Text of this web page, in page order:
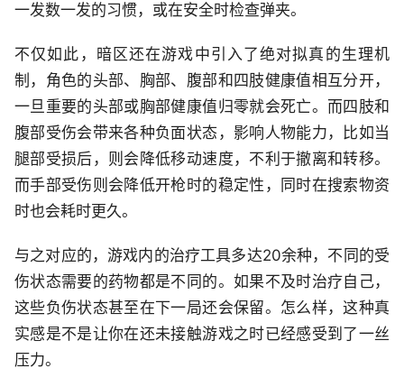
一发数一发的习惯，或在安全时检查弹夹。
不仅如此，暗区还在游戏中引入了绝对拟真的生理机
制，角色的头部、胸部、腹部和四肢健康值相互分开，
一旦重要的头部或胸部健康值归零就会死亡。而四肢和
腹部受伤会带来各种负面状态，影响人物能力，比如当
腿部受损后，则会降低移动速度，不利于撤离和转移。
而手部受伤则会降低开枪时的稳定性，同时在搜索物资
时也会耗时更久。
与之对应的，游戏内的治疗工具多达20余种，不同的受
伤状态需要的药物都是不同的。如果不及时治疗自己，
这些负伤状态甚至在下一局还会保留。怎么样，这种真
实感是不是让你在还未接触游戏之时已经感受到了一丝
压力。